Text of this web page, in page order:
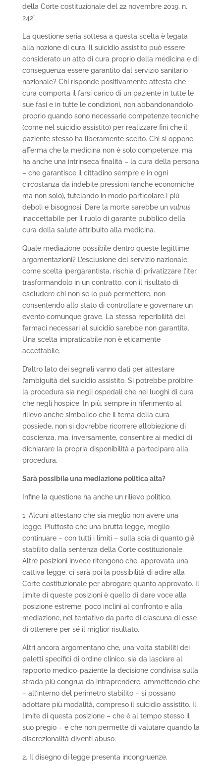
della Corte costituzionale del 22 novembre 2019, n.
242”.
La questione seria sottesa a questa scelta è legata
alla nozione di cura. Il suicidio assistito può essere
considerato un atto di cura proprio della medicina e di
conseguenza essere garantito dal servizio sanitario
nazionale? Chi risponde positivamente attesta che
cura comporta il farsi carico di un paziente in tutte le
sue fasi e in tutte le condizioni, non abbandonandolo
proprio quando sono necessarie competenze tecniche
(come nel suicidio assistito) per realizzare fini che il
paziente stesso ha liberamente scelto. Chi si oppone
afferma che la medicina non è solo competenze, ma
ha anche una intrinseca finalità – la cura della persona
– che garantisce il cittadino sempre e in ogni
circostanza da indebite pressioni (anche economiche
ma non solo), tutelando in modo particolare i più
deboli e bisognosi. Dare la morte sarebbe un vulnus
inaccettabile per il ruolo di garante pubblico della
cura della salute attribuito alla medicina.
Quale mediazione possibile dentro queste legittime
argomentazioni? L’esclusione del servizio nazionale,
come scelta ipergarantista, rischia di privatizzare l’iter,
trasformandolo in un contratto, con il risultato di
escludere chi non se lo può permettere, non
consentendo allo stato di controllare e governare un
evento comunque grave. La stessa reperibilità dei
farmaci necessari al suicidio sarebbe non garantita.
Una scelta impraticabile non è eticamente
accettabile.
D’altro lato dei segnali vanno dati per attestare
l’ambiguità del suicidio assistito. Si potrebbe proibire
la procedura sia negli ospedali che nei luoghi di cura
che negli hospice. In più, sempre in riferimento al
rilievo anche simbolico che il tema della cura
possiede, non si dovrebbe ricorrere all’obiezione di
coscienza, ma, inversamente, consentire ai medici di
dichiarare la propria disponibilità a partecipare alla
procedura.
Sarà possibile una mediazione politica alta?
Infine la questione ha anche un rilievo politico.
1. Alcuni attestano che sia meglio non avere una
legge. Piuttosto che una brutta legge, meglio
continuare – con tutti i limiti – sulla scia di quanto già
stabilito dalla sentenza della Corte costituzionale.
Altre posizioni invece ritengono che, approvata una
cattiva legge, ci sarà poi la possibilità di adire alla
Corte costituzionale per abrogare quanto approvato. Il
limite di queste posizioni è quello di dare voce alla
posizione estreme, poco inclini al confronto e alla
mediazione, nel tentativo da parte di ciascuna di esse
di ottenere per sé il miglior risultato.
Altri ancora argomentano che, una volta stabiliti dei
paletti specifici di ordine clinico, sia da lasciare al
rapporto medico-paziente la decisione condivisa sulla
strada più congrua da intraprendere, ammettendo che
– all’interno del perimetro stabilito – si possano
adottare più modalità, compreso il suicidio assistito. Il
limite di questa posizione – che è al tempo stesso il
suo pregio – è che non permette di valutare quando la
discrezionalità diventi abuso.
2. Il disegno di legge presenta incongruenze,